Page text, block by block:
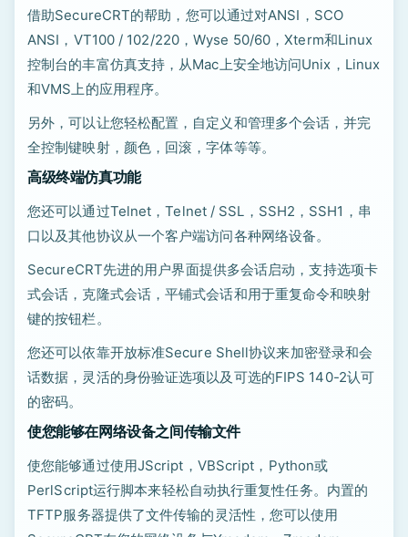
借助SecureCRT的帮助，您可以通过对ANSI，SCO
ANSI，VT100 / 102/220，Wyse 50/60，Xterm和Linux
控制台的丰富仿真支持，从Mac上安全地访问Unix，Linux
和VMS上的应用程序。
另外，可以让您轻松配置，自定义和管理多个会话，并完
全控制键映射，颜色，回滚，字体等等。
高级终端仿真功能
您还可以通过Telnet，Telnet / SSL，SSH2，SSH1，串
口以及其他协议从一个客户端访问各种网络设备。
SecureCRT先进的用户界面提供多会话启动，支持选项卡
式会话，克隆式会话，平铺式会话和用于重复命令和映射
键的按钮栏。
您还可以依靠开放标准Secure Shell协议来加密登录和会
话数据，灵活的身份验证选项以及可选的FIPS 140-2认可
的密码。
使您能够在网络设备之间传输文件
使您能够通过使用JScript，VBScript，Python或
PerlScript运行脚本来轻松自动执行重复性任务。内置的
TFTP服务器提供了文件传输的灵活性，您可以使用